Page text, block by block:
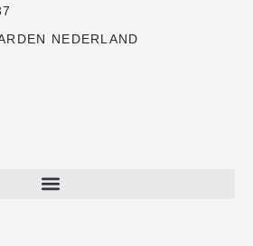
NEDERLAND